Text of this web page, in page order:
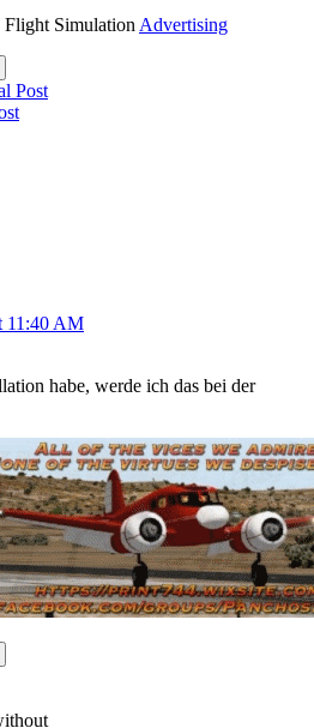
Flight Simulation Advertising
Post
11:40 AM
habe, werde ich das bei der